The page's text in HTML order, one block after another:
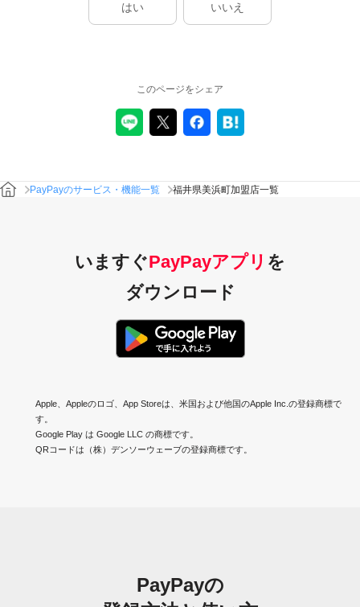
はい いいえ
このページをシェア
PayPayのサービス・機能一覧 福井県美浜町加盟店一覧
いますぐPayPayアプリ を
ダウンロード
Apple、Appleのロゴ、App Storeは、米国および他国のApple Inc.の登録商標で
す。
Google Play は Google LLC の商標です。
QRコードは（株）デンソーウェーブの登録商標です。
PayPayの